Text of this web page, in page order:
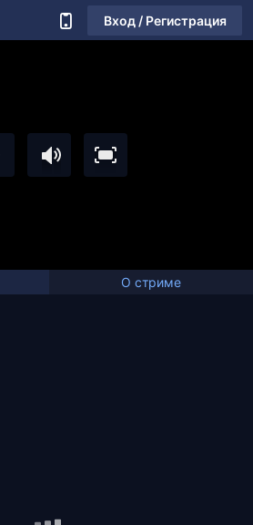
Вход / Регистрация
О стриме